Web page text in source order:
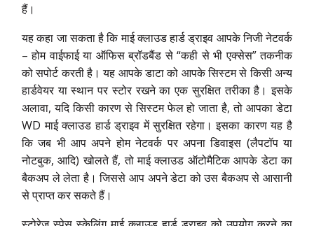
हैं।
यह कहा जा सकता है कि माई क्लाउड हार्ड ड्राइव आपके निजी नेटवर्क
– होम वाईफाई या ऑफिस ब्रॉडबैंड से “कही से भी एक्सेस” तकनीक
को सपोर्ट करती है। यह आपके डाटा को आपके सिस्टम से किसी अन्य
हार्डवेयर या स्थान पर स्टोर रखने का एक सुरक्षित तरीका है। इसके
अलावा, यदि किसी कारण से सिस्टम फेल हो जाता है, तो आपका डेटा
WD माई क्लाउड हार्ड ड्राइव में सुरक्षित रहेगा। इसका कारण यह है
कि जब भी आप अपने होम नेटवर्क पर अपना डिवाइस (लैपटॉप या
नोटबुक, आदि) खोलते हैं, तो माई क्लाउड ऑटोमैटिक आपके डेटा का
बैकअप ले लेता है। जिससे आप अपने डेटा को उस बैकअप से आसानी
से प्राप्त कर सकते हैं।